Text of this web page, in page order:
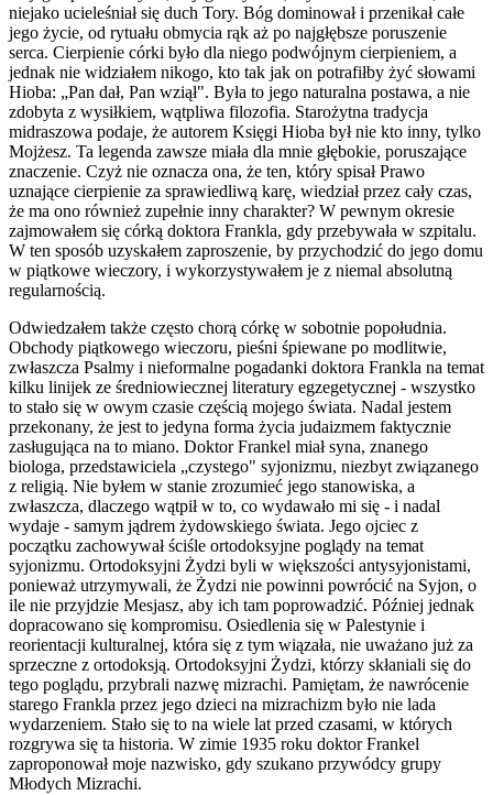
niejako ucieleśniał się duch Tory. Bóg dominował i przenikał całe
jego życie, od rytuału obmycia rąk aż po najgłębsze poruszenie
serca. Cierpienie córki było dla niego podwójnym cierpieniem, a
jednak nie widziałem nikogo, kto tak jak on potrafiłby żyć słowami
Hioba: „Pan dał, Pan wziął". Była to jego naturalna postawa, a nie
zdobyta z wysiłkiem, wątpliwa filozofia. Starożytna tradycja
midraszowa podaje, że autorem Księgi Hioba był nie kto inny, tylko
Mojżesz. Ta legenda zawsze miała dla mnie głębokie, poruszające
znaczenie. Czyż nie oznacza ona, że ten, który spisał Prawo
uznające cierpienie za sprawiedliwą karę, wiedział przez cały czas,
że ma ono również zupełnie inny charakter? W pewnym okresie
zajmowałem się córką doktora Frankla, gdy przebywała w szpitalu.
W ten sposób uzyskałem zaproszenie, by przychodzić do jego domu
w piątkowe wieczory, i wykorzystywałem je z niemal absolutną
regularnością.
Odwiedzałem także często chorą córkę w sobotnie popołudnia.
Obchody piątkowego wieczoru, pieśni śpiewane po modlitwie,
zwłaszcza Psalmy i nieformalne pogadanki doktora Frankla na temat
kilku linijek ze średniowiecznej literatury egzegetycznej - wszystko
to stało się w owym czasie częścią mojego świata. Nadal jestem
przekonany, że jest to jedyna forma życia judaizmem faktycznie
zasługująca na to miano. Doktor Frankel miał syna, znanego
biologa, przedstawiciela „czystego" syjonizmu, niezbyt związanego
z religią. Nie byłem w stanie zrozumieć jego stanowiska, a
zwłaszcza, dlaczego wątpił w to, co wydawało mi się - i nadal
wydaje - samym jądrem żydowskiego świata. Jego ojciec z
początku zachowywał ściśle ortodoksyjne poglądy na temat
syjonizmu. Ortodoksyjni Żydzi byli w większości antysyjonistami,
ponieważ utrzymywali, że Żydzi nie powinni powrócić na Syjon, o
ile nie przyjdzie Mesjasz, aby ich tam poprowadzić. Później jednak
dopracowano się kompromisu. Osiedlenia się w Palestynie i
reorientacji kulturalnej, która się z tym wiązała, nie uważano już za
sprzeczne z ortodoksją. Ortodoksyjni Żydzi, którzy skłaniali się do
tego poglądu, przybrali nazwę mizrachi. Pamiętam, że nawrócenie
starego Frankla przez jego dzieci na mizrachizm było nie lada
wydarzeniem. Stało się to na wiele lat przed czasami, w których
rozgrywa się ta historia. W zimie 1935 roku doktor Frankel
zaproponował moje nazwisko, gdy szukano przywódcy grupy
Młodych Mizrachi.